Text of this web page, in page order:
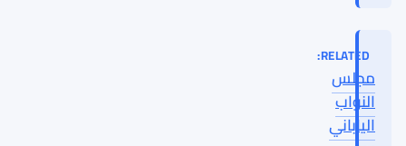
RELATED:
مجلس
النواب
الياباني